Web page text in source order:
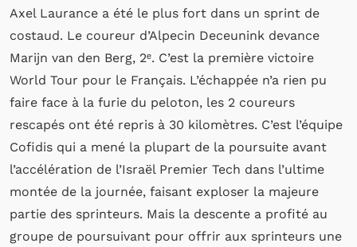
Axel Laurance a été le plus fort dans un sprint de
costaud. Le coureur d’Alpecin Deceunink devance
Marijn van den Berg, 2ᵉ. C’est la première victoire
World Tour pour le Français. L’échappée n’a rien pu
faire face à la furie du peloton, les 2 coureurs
rescapés ont été repris à 30 kilomètres. C’est l’équipe
Cofidis qui a mené la plupart de la poursuite avant
l’accélération de l’Israël Premier Tech dans l’ultime
montée de la journée, faisant exploser la majeure
partie des sprinteurs. Mais la descente a profité au
groupe de poursuivant pour offrir aux sprinteurs une